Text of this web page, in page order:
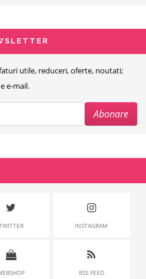
utile, reduceri, oferte, noutati;
e-mail.
INSTAGRAM
RSS FEED